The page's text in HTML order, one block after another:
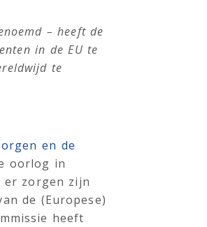
– heeft de
in de EU te
te
en de
oorlog in
er zorgen zijn
de (Europese)
heeft